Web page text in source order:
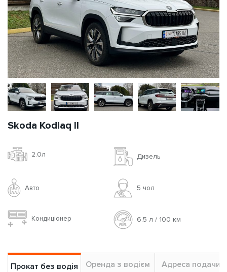
Skoda Kodiaq II
2.0л Дизель
Авто 5 чoл
Кондиціонер 6.5 л / 100 км
Прокат без водія Оренда з водієм Адреса подачи